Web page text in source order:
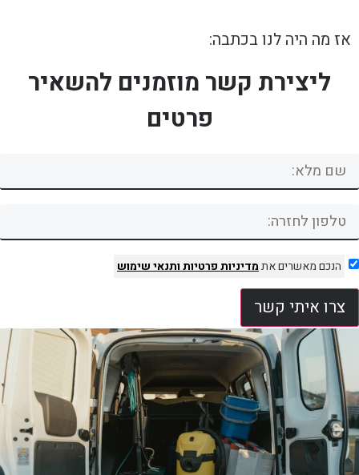
אז מה היה לנו בכתבה:
ליצירת קשר מוזמנים להשאיר
פרטים
הנכם מאשרים אתמדיניות פרטיותותנאי שימוש
צרו איתי קשר